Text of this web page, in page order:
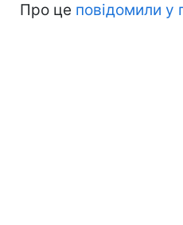
Про це повідомили у